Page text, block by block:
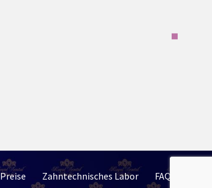
Preise Zahntechnisches Labor FAQ